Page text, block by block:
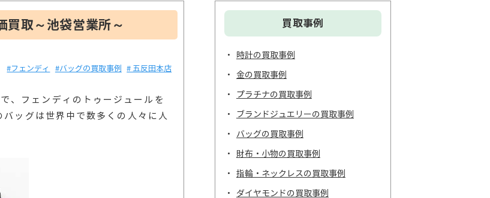
買取～池袋営業所～
#フェンディ #バッグの買取事例 # 五反田本店
、フェンディのトゥージュールを
ッグは世界中で数多くの人々に人
買取事例
時計の買取事例
金の買取事例
プラチナの買取事例
ブランドジュエリーの買取事例
バッグの買取事例
財布・小物の買取事例
指輪・ネックレスの買取事例
ダイヤモンドの買取事例